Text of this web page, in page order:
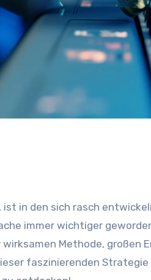
immer wichtiger
Methode, großen
faszinierenden